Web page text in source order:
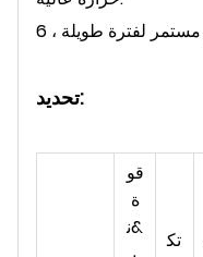
تحديد:
قو
ة
&ن
تك